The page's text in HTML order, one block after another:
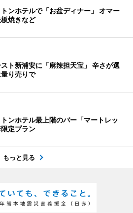
ンホテルで「お盆ディナー」 オマー
焼きなど
ト新浦安に「麻辣担天宝」 辛さが選
り売りで
ンホテル最上階のバー「マートレッ
限定プラン
もっと見る